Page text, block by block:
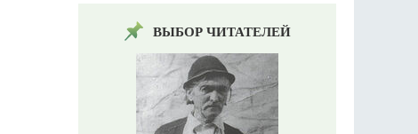
ВЫБОР ЧИТАТЕЛЕЙ